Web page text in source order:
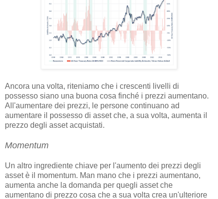
Ancora una volta, riteniamo che i crescenti livelli di
possesso siano una buona cosa finché i prezzi aumentano.
All'aumentare dei prezzi, le persone continuano ad
aumentare il possesso di asset che, a sua volta, aumenta il
prezzo degli asset acquistati.
Momentum
Un altro ingrediente chiave per l'aumento dei prezzi degli
asset è il momentum. Man mano che i prezzi aumentano,
aumenta anche la domanda per quegli asset che
aumentano di prezzo cosa che a sua volta crea un'ulteriore